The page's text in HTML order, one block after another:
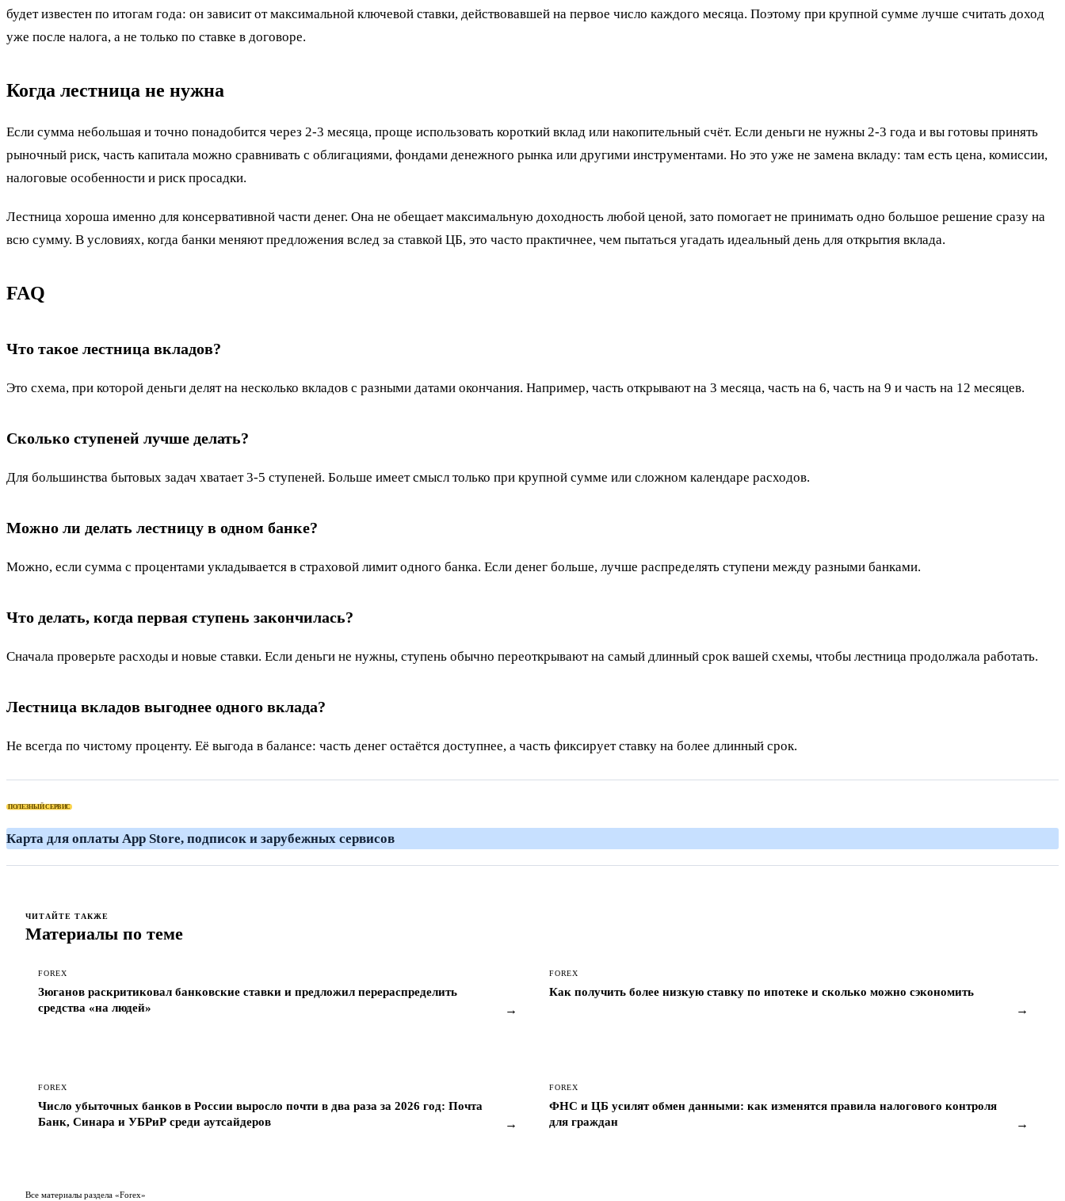
будет известен по итогам года: он зависит от максимальной ключевой ставки, действовавшей на первое число каждого месяца. Поэтому при крупной сумме лучше считать доход
уже после налога, а не только по ставке в договоре.
Когда лестница не нужна
Если сумма небольшая и точно понадобится через 2-3 месяца, проще использовать короткий вклад или накопительный счёт. Если деньги не нужны 2-3 года и вы готовы принять
рыночный риск, часть капитала можно сравнивать с облигациями, фондами денежного рынка или другими инструментами. Но это уже не замена вкладу: там есть цена, комиссии,
налоговые особенности и риск просадки.
Лестница хороша именно для консервативной части денег. Она не обещает максимальную доходность любой ценой, зато помогает не принимать одно большое решение сразу на
всю сумму. В условиях, когда банки меняют предложения вслед за ставкой ЦБ, это часто практичнее, чем пытаться угадать идеальный день для открытия вклада.
FAQ
Что такое лестница вкладов?
Это схема, при которой деньги делят на несколько вкладов с разными датами окончания. Например, часть открывают на 3 месяца, часть на 6, часть на 9 и часть на 12 месяцев.
Сколько ступеней лучше делать?
Для большинства бытовых задач хватает 3-5 ступеней. Больше имеет смысл только при крупной сумме или сложном календаре расходов.
Можно ли делать лестницу в одном банке?
Можно, если сумма с процентами укладывается в страховой лимит одного банка. Если денег больше, лучше распределять ступени между разными банками.
Что делать, когда первая ступень закончилась?
Сначала проверьте расходы и новые ставки. Если деньги не нужны, ступень обычно переоткрывают на самый длинный срок вашей схемы, чтобы лестница продолжала работать.
Лестница вкладов выгоднее одного вклада?
Не всегда по чистому проценту. Её выгода в балансе: часть денег остаётся доступнее, а часть фиксирует ставку на более длинный срок.
ПОЛЕЗНЫЙ СЕРВИС
Карта для
ЧИТАЙТЕ ТАКЖЕ
Материалы по теме
FOREX
Зюганов раскритиковал банковские ставки и предложил перераспределить
средства «на людей»
→
FOREX
Как получить более низкую ставку по ипотеке и сколько можно сэкономить
→
FOREX
Число убыточных банков в России выросло почти в два раза за 2026 год: Почта
Банк, Синара и УБРиР среди аутсайдеров
→
FOREX
ФНС и ЦБ усилят обмен данными: как изменятся правила налогового контроля
для граждан
→
Все материалы раздела «Forex»